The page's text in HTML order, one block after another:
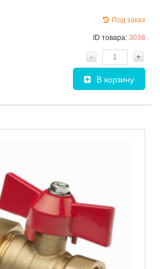
Под заказ
ID товара: 3038
- +
В корзину